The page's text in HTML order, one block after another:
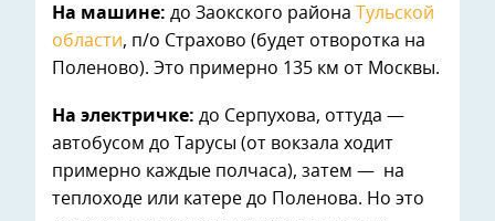
На машине: до Заокского района
Тульской
области, п/о Страхово (будет отворотка на
Поленово). Это примерно 135 км от Москвы.
На электричке: до Серпухова, оттуда —
автобусом до Тарусы (от вокзала ходит
примерно каждые полчаса), затем — на
теплоходе или катере до Поленова. Но это